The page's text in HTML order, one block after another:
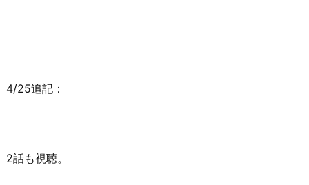
4/25追記：
2話も視聴。